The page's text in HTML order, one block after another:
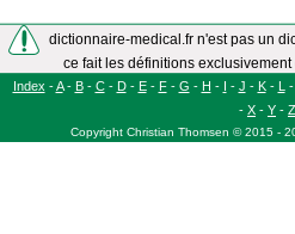
dictionnaire-medical.fr n'est pas un
ce fait les définitions
Index -A- B- C- D- E- F- G - H - I - J - K- L -
- X - Y - Z
Copyright Christian Thomsen ©2015 -